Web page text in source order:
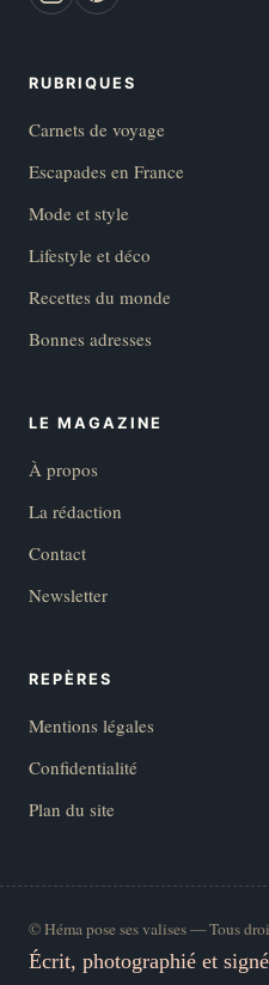
RUBRIQUES
Carnets de voyage
Escapades en France
Mode et style
Lifestyle et déco
Recettes du monde
Bonnes adresses
LE MAGAZINE
À propos
La rédaction
Contact
Newsletter
REPÈRES
Mentions légales
Confidentialité
Plan du site
© Héma pose ses valises — Tous
Écrit, photographié et